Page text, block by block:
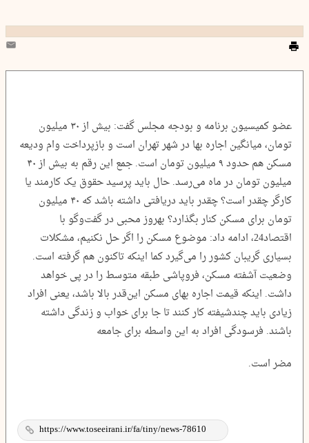
عضو کمیسیون برنامه و بودجه مجلس گفت: بیش از ۳۰ میلیون
تومان، میانگین اجاره بها در شهر تهران است و بازپرداخت وام ودیعه
مسکن هم حدود ۹ میلیون تومان است. جمع این رقم به بیش از ۴۰
میلیون تومان در ماه می‌رسد. حال باید پرسید حقوق یک کارمند یا
کارگر چقدر است؟ چقدر باید دریافتی داشته باشد که ۴۰ میلیون
تومان برای مسکن کنار بگذارد؟ بهروز محبی در گفت‌وگو با
اقتصاد24، ادامه داد: موضوع مسکن را اگر حل نکنیم، مشکلات
بسیاری گریبان کشور را می‌گیرد کما اینکه تاکنون هم گرفته است.
وضعیت آشفته مسکن، فروپاشی طبقه متوسط را در پی خواهد
داشت. اینکه قیمت اجاره بهای مسکن این‌قدر بالا باشد، یعنی افراد
زیادی باید چندشیفته کار کنند تا جا برای خواب و زندگی داشته
باشند. فرسودگی افراد به این واسطه برای جامعه
مضر است.